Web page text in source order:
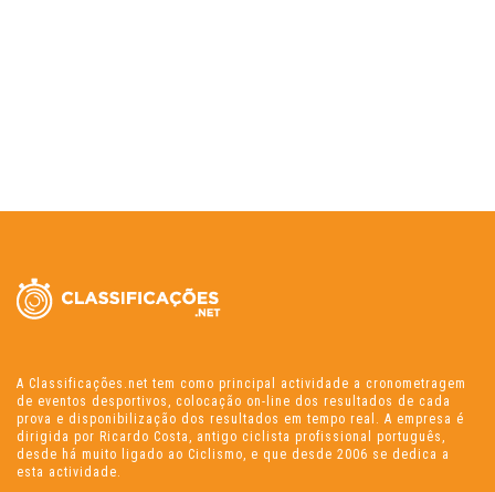
A Classificações.net tem como principal actividade a cronometragem
de eventos desportivos, colocação on-line dos resultados de cada
prova e disponibilização dos resultados em tempo real. A empresa é
dirigida por Ricardo Costa, antigo ciclista profissional português,
desde há muito ligado ao Ciclismo, e que desde 2006 se dedica a
esta actividade.